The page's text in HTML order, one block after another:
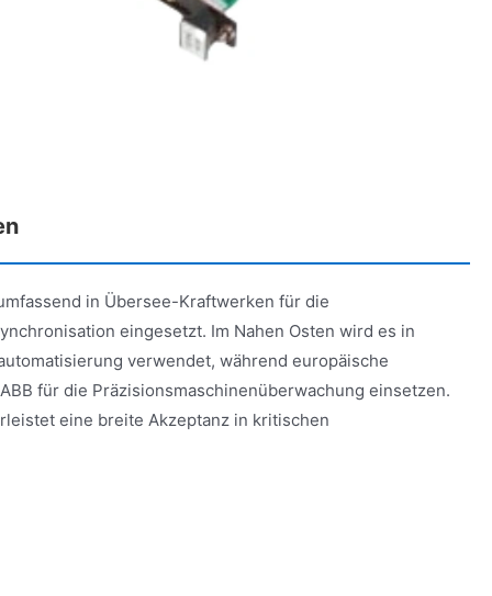
in Übersee-Kraftwerken für die
eingesetzt. Im Nahen Osten wird es in
verwendet, während europäische
für die Präzisionsmaschinenüberwachung einsetzen.
eine breite Akzeptanz in kritischen